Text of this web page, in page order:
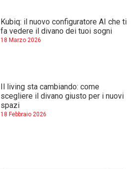
Kubiq: il nuovo configuratore AI che ti
fa vedere il divano dei tuoi sogni
18 Marzo 2026
Il living sta cambiando: come
scegliere il divano giusto per i nuovi
spazi
18 Febbraio 2026